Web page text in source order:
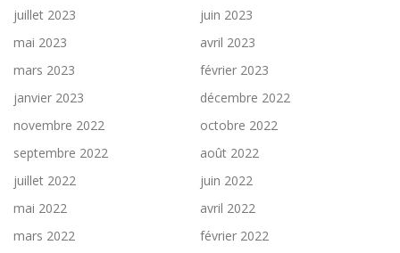
juillet 2023
juin 2023
mai 2023
avril 2023
mars 2023
février 2023
janvier 2023
décembre 2022
novembre 2022
octobre 2022
septembre 2022
août 2022
juillet 2022
juin 2022
mai 2022
avril 2022
mars 2022
février 2022